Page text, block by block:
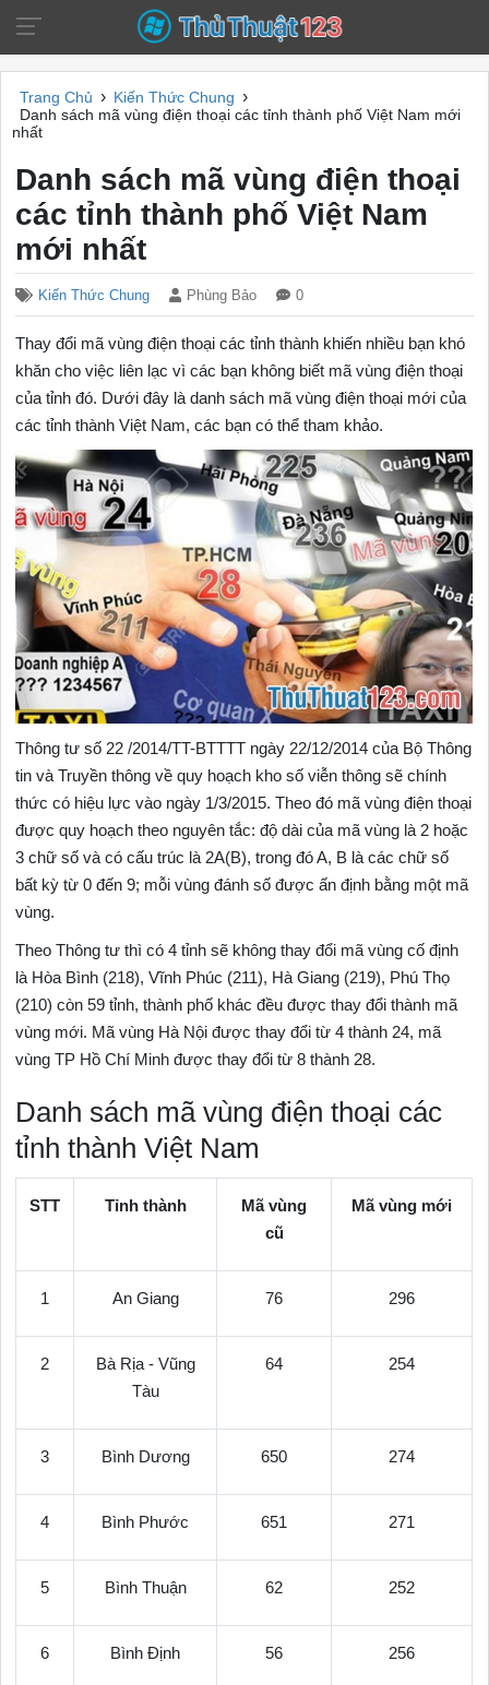
Trang Chủ › Kiến Thức Chung ›
Danh sách mã vùng điện thoại các tỉnh thành phố Việt Nam mới
nhất
Danh sách mã vùng điện thoại
các tỉnh thành phố Việt Nam
mới nhất
Kiến Thức Chung Phùng Bảo 0
Thay đổi mã vùng điện thoại các tỉnh thành khiến nhiều bạn khó
khăn cho việc liên lạc vì các bạn không biết mã vùng điện thoại
của tỉnh đó. Dưới đây là danh sách mã vùng điện thoại mới của
các tỉnh thành Việt Nam, các bạn có thể tham khảo.
Thông tư số 22 /2014/TT-BTTTT ngày 22/12/2014 của Bộ Thông
tin và Truyền thông về quy hoạch kho số viễn thông sẽ chính
thức có hiệu lực vào ngày 1/3/2015. Theo đó mã vùng điện thoại
được quy hoạch theo nguyên tắc: độ dài của mã vùng là 2 hoặc
3 chữ số và có cấu trúc là 2A(B), trong đó A, B là các chữ số
bất kỳ từ 0 đến 9; mỗi vùng đánh số được ấn định bằng một mã
vùng.
Theo Thông tư thì có 4 tỉnh sẽ không thay đổi mã vùng cố định
là Hòa Bình (218), Vĩnh Phúc (211), Hà Giang (219), Phú Thọ
(210) còn 59 tỉnh, thành phố khác đều được thay đổi thành mã
vùng mới. Mã vùng Hà Nội được thay đổi từ 4 thành 24, mã
vùng TP Hồ Chí Minh được thay đổi từ 8 thành 28.
Danh sách mã vùng điện thoại các
tỉnh thành Việt Nam
STT Tỉnh thành
Mã vùng
cũ
Mã vùng mới
1 An Giang 76 296
2
Bà Rịa - Vũng
Tàu
64 254
3 Bình Dương 650 274
4 Bình Phước 651 271
5 Bình Thuận 62 252
6 Bình Định 56 256